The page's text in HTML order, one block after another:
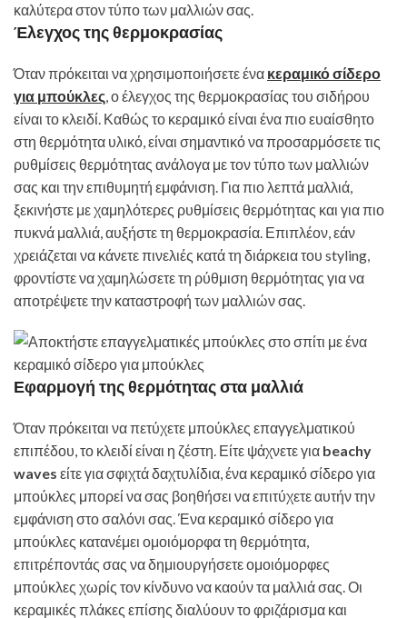
καλύτερα στον τύπο των μαλλιών σας.
Έλεγχος της θερμοκρασίας
Όταν πρόκειται να χρησιμοποιήσετε ένα κεραμικό σίδερο
για μπούκλες, ο έλεγχος της θερμοκρασίας του σιδήρου
είναι το κλειδί. Καθώς το κεραμικό είναι ένα πιο ευαίσθητο
στη θερμότητα υλικό, είναι σημαντικό να προσαρμόσετε τις
ρυθμίσεις θερμότητας ανάλογα με τον τύπο των μαλλιών
σας και την επιθυμητή εμφάνιση. Για πιο λεπτά μαλλιά,
ξεκινήστε με χαμηλότερες ρυθμίσεις θερμότητας και για πιο
πυκνά μαλλιά, αυξήστε τη θερμοκρασία. Επιπλέον, εάν
χρειάζεται να κάνετε πινελιές κατά τη διάρκεια του styling,
φροντίστε να χαμηλώσετε τη ρύθμιση θερμότητας για να
αποτρέψετε την καταστροφή των μαλλιών σας.
Εφαρμογή της θερμότητας στα μαλλιά
Όταν πρόκειται να πετύχετε μπούκλες επαγγελματικού
επιπέδου, το κλειδί είναι η ζέστη. Είτε ψάχνετε για beachy
waves είτε για σφιχτά δαχτυλίδια, ένα κεραμικό σίδερο για
μπούκλες μπορεί να σας βοηθήσει να επιτύχετε αυτήν την
εμφάνιση στο σαλόνι σας. Ένα κεραμικό σίδερο για
μπούκλες κατανέμει ομοιόμορφα τη θερμότητα,
επιτρέποντάς σας να δημιουργήσετε ομοιόμορφες
μπούκλες χωρίς τον κίνδυνο να καούν τα μαλλιά σας. Οι
κεραμικές πλάκες επίσης διαλύουν το φριζάρισμα και